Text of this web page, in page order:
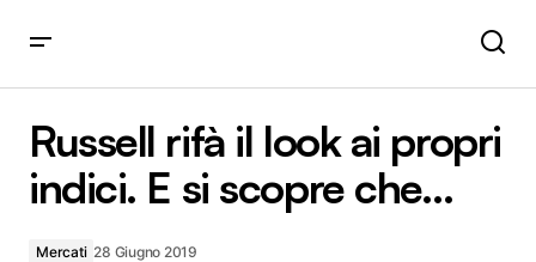
Russell rifà il look ai propri
indici. E si scopre che…
Mercati 28 Giugno 2019